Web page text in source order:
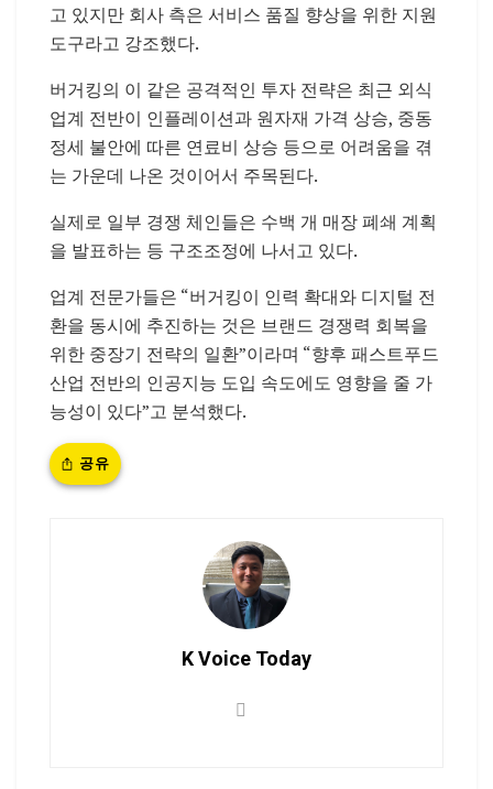
고 있지만 회사 측은 서비스 품질 향상을 위한 지원
도구라고 강조했다.
버거킹의 이 같은 공격적인 투자 전략은 최근 외식
업계 전반이 인플레이션과 원자재 가격 상승, 중동
정세 불안에 따른 연료비 상승 등으로 어려움을 겪
는 가운데 나온 것이어서 주목된다.
실제로 일부 경쟁 체인들은 수백 개 매장 폐쇄 계획
을 발표하는 등 구조조정에 나서고 있다.
업계 전문가들은 “버거킹이 인력 확대와 디지털 전
환을 동시에 추진하는 것은 브랜드 경쟁력 회복을
위한 중장기 전략의 일환”이라며 “향후 패스트푸드
산업 전반의 인공지능 도입 속도에도 영향을 줄 가
능성이 있다”고 분석했다.
공유
K Voice Today